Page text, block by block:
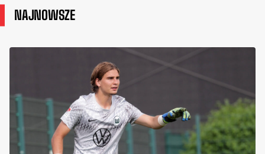
NAJNOWSZE